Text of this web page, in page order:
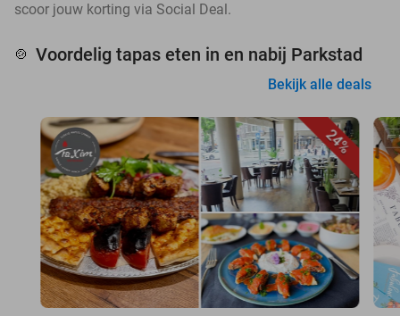
scoor jouw korting via Social Deal.
🍲 Voordelig tapas eten in en nabij Parkstad
Bekijk alle deals
24%